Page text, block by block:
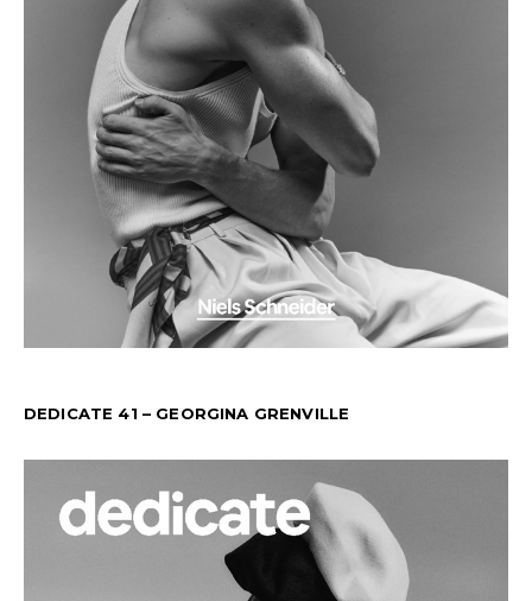
DEDICATE 41 – GEORGINA GRENVILLE